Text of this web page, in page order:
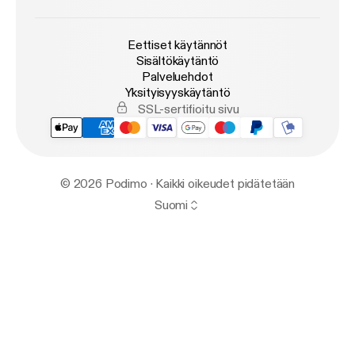
Eettiset käytännöt
Sisältökäytäntö
Palveluehdot
Yksityisyyskäytäntö
SSL-sertifioitu sivu
© 2026 Podimo · Kaikki oikeudet pidätetään
Suomi